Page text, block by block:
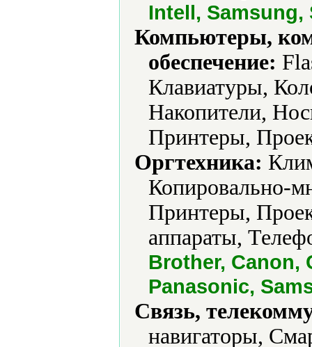
Intell, Samsung,
Компьютеры,
обеспечение:
Клавиатуры,
Накопители,
Принтеры,
Оргтехника:
Копировально-
Принтеры,
аппараты,
Brother, Canon,
Panasonic,
Связь,
навигаторы,